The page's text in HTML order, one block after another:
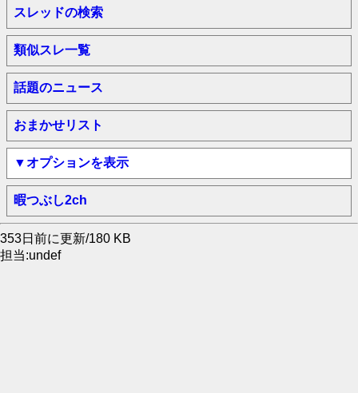
スレッドの検索
類似スレ一覧
話題のニュース
おまかせリスト
▼オプションを表示
暇つぶし2ch
353日前に更新/180 KB
担当:undef